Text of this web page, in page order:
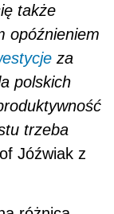
także
opóźnieniem
za
polskich
trzeba
Jóźwiak z